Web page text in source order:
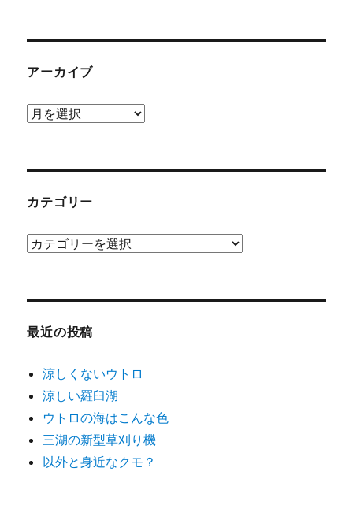
アーカイブ
ア
ブ
カテゴリー
カ
ー
最近の投稿
涼しくないウトロ
涼しい羅臼湖
ウトロの海はこんな色
三湖の新型草刈り機
以外と身近なクモ？